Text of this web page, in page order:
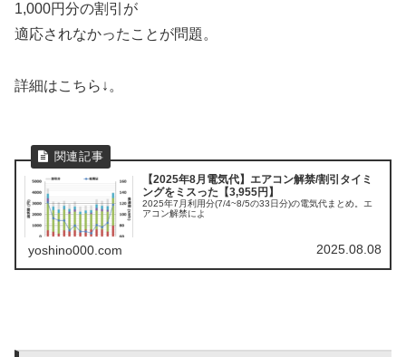
1,000円分の割引が
適応されなかったことが問題。
詳細はこちら↓。
【2025年8月電気代】エアコン解禁/割引タイミ
ングをミスった【3,955円】
2025年7月利用分(7/4~8/5の33日分)の電気代まとめ。エ
アコン解禁によ
yoshino000.com 2025.08.08